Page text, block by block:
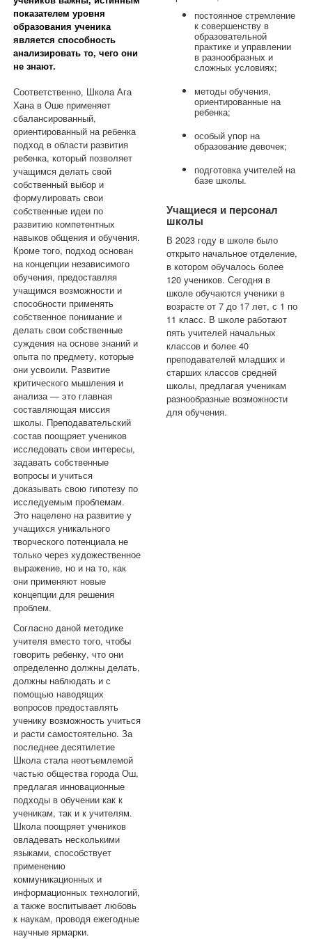
показателем уровня
образования ученика
является способность
анализировать то, чего они
не знают.
Соответственно, Школа Ага
Хана в Оше применяет
сбалансированный,
ориентированный на ребенка
подход в области развития
ребенка, который позволяет
учащимся делать свой
собственный выбор и
формулировать свои
собственные идеи по
развитию компетентных
навыков общения и обучения.
Кроме того, подход основан
на концепции независимого
обучения, предоставляя
учащимся возможности и
способности применять
собственное понимание и
делать свои собственные
суждения на основе знаний и
опыта по предмету, которые
они усвоили. Развитие
критического мышления и
анализа — это главная
составляющая миссия
школы. Преподавательский
состав поощряет учеников
исследовать свои интересы,
задавать собственные
вопросы и учиться
доказывать свою гипотезу по
исследуемым проблемам.
Это нацелено на развитие у
учащихся уникального
творческого потенциала не
только через художественное
выражение, но и на то, как
они применяют новые
концепции для решения
проблем.
Согласно даной методике
учителя вместо того, чтобы
говорить ребенку, что они
определенно должны делать,
должны наблюдать и с
помощью наводящих
вопросов предоставлять
ученику возможность учиться
и расти самостоятельно. За
последнее десятилетие
Школа стала неотъемлемой
частью общества города Ош,
предлагая инновационные
подходы в обучении как к
ученикам, так и к учителям.
Школа поощряет учеников
овладевать несколькими
языками, способствует
применению
коммуникационных и
информационных технологий,
а также воспитывает любовь
к наукам, проводя ежегодные
научные ярмарки.
постоянное стремление
к совершенству в
образовательной
практике и управлении
в разнообразных и
сложных условиях;
методы обучения,
ориентированные на
ребенка;
особый упор на
образование девочек;
подготовка учителей на
базе школы.
Учащиеся и персонал
школы
В 2023 году в школе было
открыто начальное отделение,
в котором обучалось более
120 учеников. Сегодня в
школе обучаются ученики в
возрасте от 7 до 17 лет, с 1 по
11 класс. В школе работают
пять учителей начальных
классов и более 40
преподавателей младших и
старших классов средней
школы, предлагая ученикам
разнообразные возможности
для обучения.